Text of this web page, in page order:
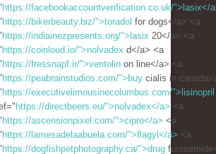
https://facebookaccountverification.co.uk/">lasix</
https://bikerbeauty.biz/">toradol for dogs</a> <a
https://indiainezpresents.org/">lasix 20</a> <a
https://coinloud.io/">nolvadex d</a> <a
https://fressnapf.ir/">ventolin on line</a> <a
https://peabrainstudios.com/">buy cialis in
https://executivelimousinecolumbus.com/">lisinopril
https://directbeers.eu/">nolvadex</a> <a
https://ascensionpixel.com/">cipro</a> <a
https://lamesadelaabuela.com/">flagyl</a> <a
https://dogfishpetphotography.ca/">drug